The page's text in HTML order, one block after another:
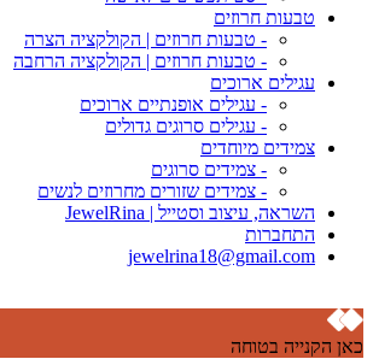
טבעות חרוזים
- טבעות חרוזים | הקולקציה הצרה
- טבעות חרוזים | הקולקציה הרחבה
עגילים ארוכים
- עגילים אופנתיים ארוכים
- עגילים סרוגים גדולים
צמידים מיוחדים
- צמידים סרוגים
- צמידים שזורים מחרוזים לנשים
השראה, עיצוב וסטייל | JewelRina
התחברות
jewelrina18@gmail.com
כאן הקנייה בטוחה